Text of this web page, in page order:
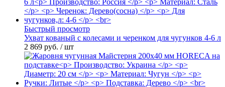
Быстрый просмотр
Ухват кованый с колесами и черенком для чугунков 4-6 л
2 869 руб. / шт